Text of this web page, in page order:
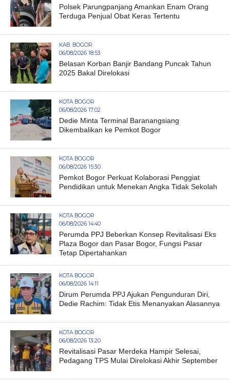
Polsek Parungpanjang Amankan Enam Orang
Terduga Penjual Obat Keras Tertentu
KAB. BOGOR
06/08/2026 18:53
Belasan Korban Banjir Bandang Puncak Tahun
2025 Bakal Direlokasi
KOTA BOGOR
06/08/2026 17:02
Dedie Minta Terminal Baranangsiang
Dikembalikan ke Pemkot Bogor
KOTA BOGOR
06/08/2026 15:30
Pemkot Bogor Perkuat Kolaborasi Penggiat
Pendidikan untuk Menekan Angka Tidak Sekolah
KOTA BOGOR
06/08/2026 14:40
Perumda PPJ Beberkan Konsep Revitalisasi Eks
Plaza Bogor dan Pasar Bogor, Fungsi Pasar
Tetap Dipertahankan
KOTA BOGOR
06/08/2026 14:11
Dirum Perumda PPJ Ajukan Pengunduran Diri,
Dedie Rachim: Tidak Etis Menanyakan Alasannya
KOTA BOGOR
06/08/2026 13:20
Revitalisasi Pasar Merdeka Hampir Selesai,
Pedagang TPS Mulai Direlokasi Akhir September